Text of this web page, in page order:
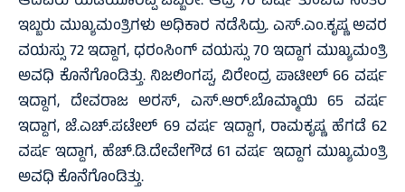
ಇಬ್ಬರು ಮುಖ್ಯಮಂತ್ರಿಗಳು ಅಧಿಕಾರ ನಡೆಸಿದ್ರು. ಎಸ್.ಎಂ.ಕೃಷ್ಣ ಅವರ
ವಯಸ್ಸು 72 ಇದ್ದಾಗ, ಧರಂಸಿಂಗ್ ವಯಸ್ಸು 70 ಇದ್ದಾಗ ಮುಖ್ಯಮಂತ್ರಿ
ಅವಧಿ ಕೊನೆಗೊಂಡಿತ್ತು. ನಿಜಲಿಂಗಪ್ಪ, ವಿರೇಂದ್ರ ಪಾಟೀಲ್ 66 ವರ್ಷ
ಇದ್ದಾಗ, ದೇವರಾಜ ಅರಸ್, ಎಸ್.ಆರ್.ಬೊಮ್ಮಾಯಿ 65 ವರ್ಷ
ಇದ್ದಾಗ, ಜೆ.ಎಚ್.ಪಟೇಲ್ 69 ವರ್ಷ ಇದ್ದಾಗ, ರಾಮಕೃಷ್ಣ ಹೆಗಡೆ 62
ವರ್ಷ ಇದ್ದಾಗ, ಹೆಚ್.ಡಿ.ದೇವೇಗೌಡ 61 ವರ್ಷ ಇದ್ದಾಗ ಮುಖ್ಯಮಂತ್ರಿ
ಅವಧಿ ಕೊನೆಗೊಂಡಿತ್ತು.